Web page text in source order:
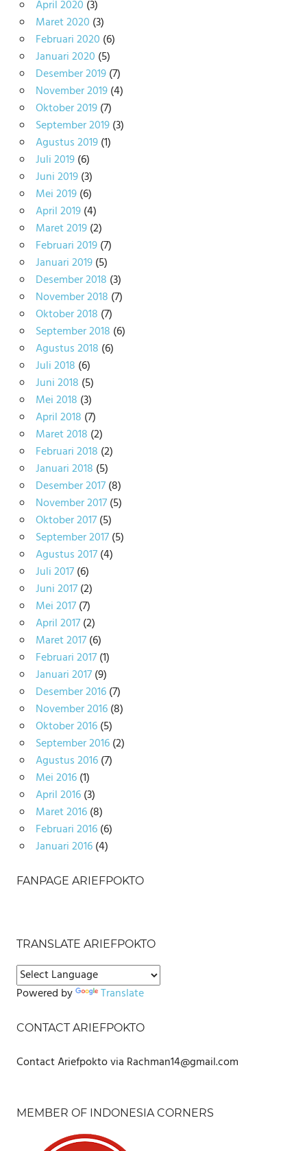
April 2020 (3)
Maret 2020 (3)
Februari 2020 (6)
Januari 2020 (5)
Desember 2019(7)
November 2019(4)
Oktober 2019(7)
September 2019(3)
Agustus 2019(1)
Juli 2019(6)
Juni 2019(3)
Mei 2019(6)
April 2019(4)
Maret 2019(2)
Februari 2019(7)
Januari 2019(5)
Desember 2018 (3)
November 2018 (7)
Oktober 2018 (7)
September 2018 (6)
Agustus 2018 (6)
Juli 2018 (6)
Juni 2018 (5)
Mei 2018 (3)
April 2018 (7)
Maret 2018 (2)
Februari 2018 (2)
Januari 2018 (5)
Desember 2017(8)
November 2017(5)
Oktober 2017(5)
September 2017(5)
Agustus 2017(4)
Juli 2017(6)
Juni 2017(2)
Mei 2017(7)
April 2017(2)
Maret 2017(6)
Februari 2017(1)
Januari 2017(9)
Desember 2016(7)
November 2016(8)
Oktober 2016(5)
September 2016(2)
Agustus 2016(7)
Mei 2016(1)
April 2016(3)
Maret 2016(8)
Februari 2016(6)
Januari 2016(4)
FANPAGE ARIEFPOKTO
TRANSLATE ARIEFPOKTO
Powered by Translate
CONTACT ARIEFPOKTO
Contact Ariefpokto via Rachman14@gmail.com
MEMBER OF INDONESIA CORNERS